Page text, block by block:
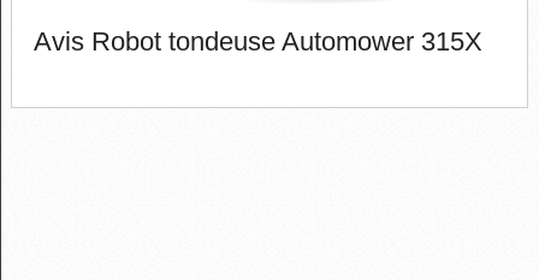
Avis Robot tondeuse Automower 315X